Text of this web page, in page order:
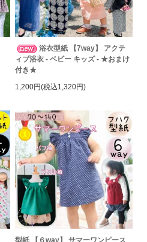
浴衣型紙 【7way】 アクテ
ィブ浴衣 - ベビー キッズ - ★おまけ
付き★
1,200円(税込1,320円)
型紙 【６way】 サマーワンピース